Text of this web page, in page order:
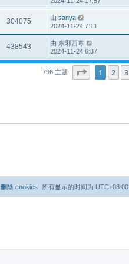
304075 由 sanya
2024-11-24 7:11
438543 由 东邪西毒
2024-11-24 6:37
796 主题 分页： 1 32
1 2 3
所有显示的时间为 UTC+08:00
删除 cookies